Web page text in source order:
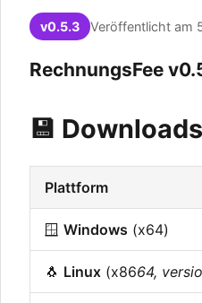
v0.5.3 Veröffentlicht am
RechnungsFee
💾 Downloads
Plattform
🪟 Windows (x64)
🐧 Linux (x8664,